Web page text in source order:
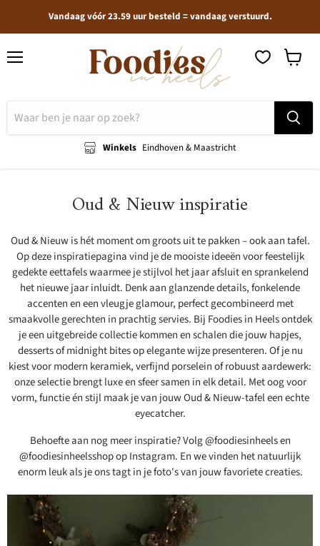
Vandaag vóór 23.59 uur besteld = vandaag verstuurd.
Winkels Eindhoven & Maastricht
Oud & Nieuw inspiratie
Oud & Nieuw is hét moment om groots uit te pakken – ook aan tafel.
Op deze inspiratiepagina vind je de mooiste ideeën voor feestelijk
gedekte eettafels waarmee je stijlvol het jaar afsluit en sprankelend
het nieuwe jaar inluidt. Denk aan glanzende details, fonkelende
accenten en een vleugje glamour, perfect gecombineerd met
smaakvolle gerechten in prachtig servies. Bij Foodies in Heels ontdek
je een uitgebreide collectie kommen en schalen die jouw hapjes,
desserts of midnight bites op elegante wijze presenteren. Of je nu
kiest voor modern keramiek, verfijnd porselein of robuust aardewerk:
onze selectie brengt luxe en sfeer samen in elk detail. Met oog voor
vorm, functie én stijl maak je van jouw Oud & Nieuw-tafel een echte
eyecatcher.
Behoefte aan nog meer inspiratie? Volg @foodiesinheels en
@foodiesinheelsshop op Instagram. En we vinden het natuurlijk
enorm leuk als je ons tagt in je foto's van jouw favoriete creaties.